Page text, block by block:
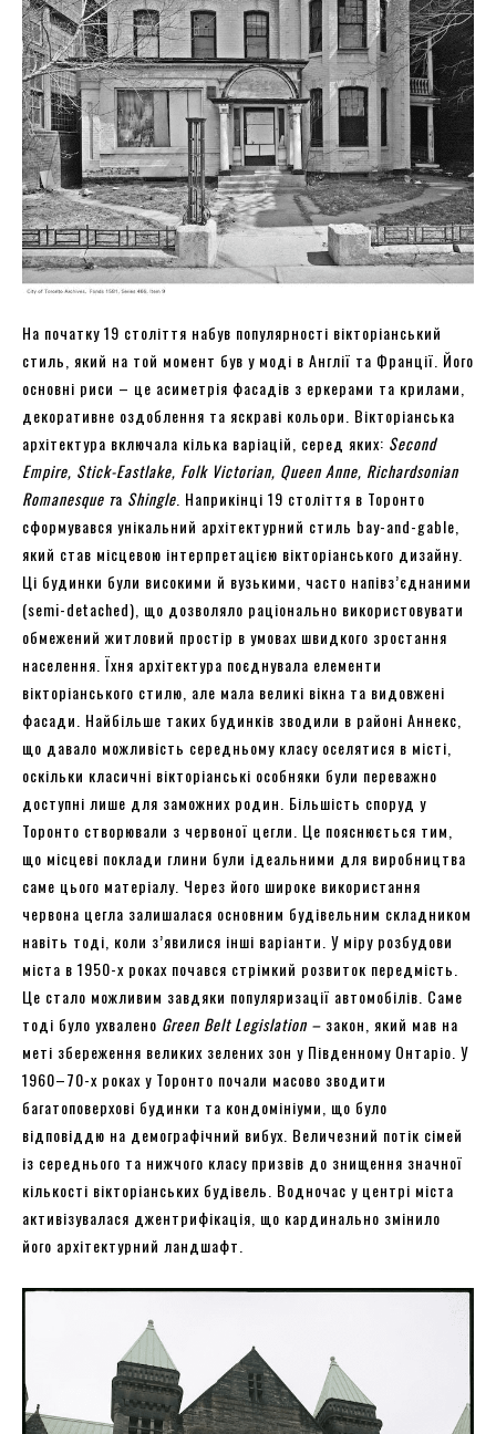
На початку 19 століття набув популярності вікторіанський
стиль, який на той момент був у моді в Англії та Франції. Його
основні риси – це асиметрія фасадів з еркерами та крилами,
декоративне оздоблення та яскраві кольори. Вікторіанська
архітектура включала кілька варіацій, серед яких: Second
Empire, Stick-Eastlake, Folk Victorian, Queen Anne, Richardsonian
Romanesque та Shingle . Наприкінці 19 століття в Торонто
сформувався унікальний архітектурний стиль bay-and-gable,
який став місцевою інтерпретацією вікторіанського дизайну.
Ці будинки були високими й вузькими, часто напівз’єднаними
(semi-detached), що дозволяло раціонально використовувати
обмежений житловий простір в умовах швидкого зростання
населення. Їхня архітектура поєднувала елементи
вікторіанського стилю, але мала великі вікна та видовжені
фасади. Найбільше таких будинків зводили в районі Аннекс,
що давало можливість середньому класу оселятися в місті,
оскільки класичні вікторіанські особняки були переважно
доступні лише для заможних родин. Більшість споруд у
Торонто створювали з червоної цегли. Це пояснюється тим,
що місцеві поклади глини були ідеальними для виробництва
саме цього матеріалу. Через його широке використання
червона цегла залишалася основним будівельним складником
навіть тоді, коли з’явилися інші варіанти. У міру розбудови
міста в 1950-х роках почався стрімкий розвиток передмість.
Це стало можливим завдяки популяризації автомобілів. Саме
тоді було ухвалено Green Belt Legislation – закон, який мав на
меті збереження великих зелених зон у Південному Онтаріо. У
1960–70-х роках у Торонто почали масово зводити
багатоповерхові будинки та кондомініуми, що було
відповіддю на демографічний вибух. Величезний потік сімей
із середнього та нижчого класу призвів до знищення значної
кількості вікторіанських будівель. Водночас у центрі міста
активізувалася джентрифікація, що кардинально змінило
його архітектурний ландшафт.